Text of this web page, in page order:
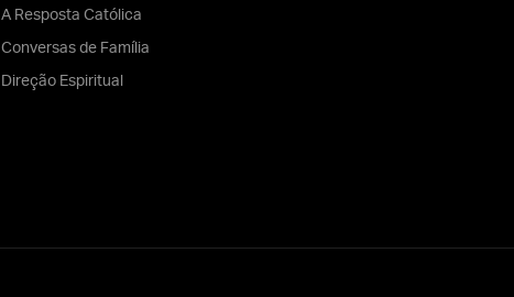
A Resposta Católica
Conversas de Família
Direção Espiritual